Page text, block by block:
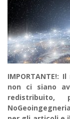
non ci siano